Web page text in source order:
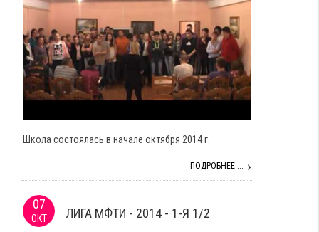
Школа состоялась в начале октября 2014 г.
ПОДРОБНЕЕ ...
07
ОКТ ЛИГА МФТИ - 2014 - 1-Я 1/2